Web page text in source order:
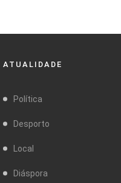
ATUALIDADE
Política
Desporto
Local
Diáspora